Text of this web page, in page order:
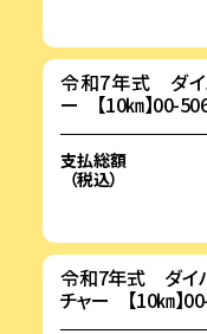
令和7年式 ダ
ー 【10㎞】00-
支払総額
（税込）
令和7年式 ダイ
チャー 【10㎞】